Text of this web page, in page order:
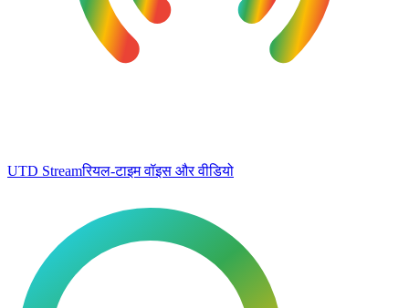
UTD Streamरियल-टाइम वॉइस और वीडियो